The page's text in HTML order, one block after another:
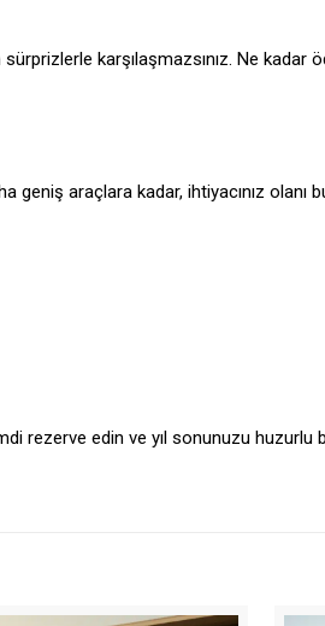
karşılaşmazsınız. Ne kadar
araçlara kadar, ihtiyacınız olanı
rezerve edin ve yıl sonunuzu huzurlu